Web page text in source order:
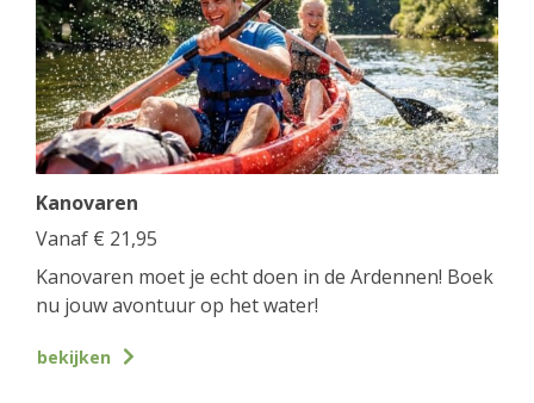
Kanovaren
Vanaf € 21,95
Kanovaren moet je echt doen in de Ardennen! Boek
nu jouw avontuur op het water!
bekijken